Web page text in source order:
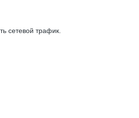
сетевой трафик.